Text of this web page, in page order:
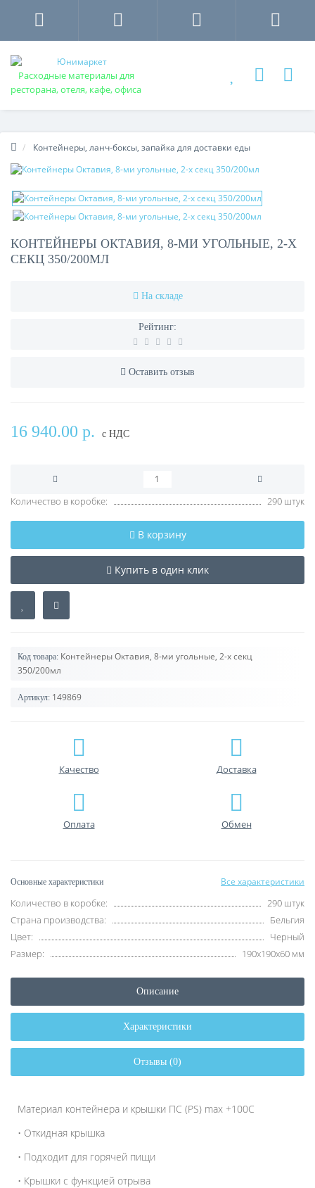
Расходные материалы для
ресторана, отеля, кафе, офиса
Контейнеры, ланч-боксы, запайка для доставки еды
КОНТЕЙНЕРЫ ОКТАВИЯ, 8-МИ УГОЛЬНЫЕ, 2-Х
СЕКЦ 350/200МЛ
На складе
Рейтинг:
Оставить отзыв
16 940.00 р. с НДС
Количество в коробке: 290 штук
В корзину
Купить в один клик
Код товара: Контейнеры Октавия, 8-ми угольные, 2-х секц
350/200мл
Артикул: 149869
Качество Доставка
Оплата Обмен
Основные характеристики Все характеристики
Количество в коробке:
290 штук
Страна производства:
Бельгия
Цвет:
Черный
Размер:
190х190х60 мм
Описание
Характеристики
Отзывы (0)
Материал контейнера и крышки ПС (PS) max +100C
• Откидная крышка
• Подходит для горячей пищи
• Крышки с функцией отрыва